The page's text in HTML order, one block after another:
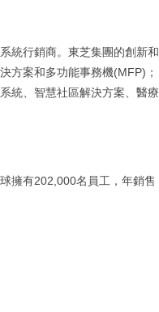
統行銷商。東芝集團的創新和
方案和多功能事務機(MFP)；
統、智慧社區解決方案、醫療
擁有202,000名員工，年銷售